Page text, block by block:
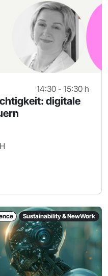
14:30 - 15:30 h
digitale
Sustainability & NewWork